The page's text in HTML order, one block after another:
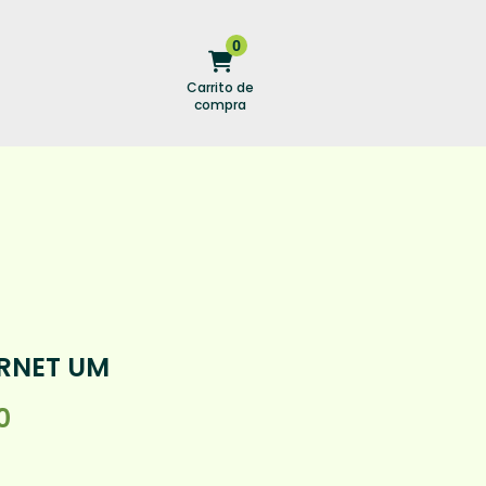
Carrito de
compra
0
0 elementos
UM